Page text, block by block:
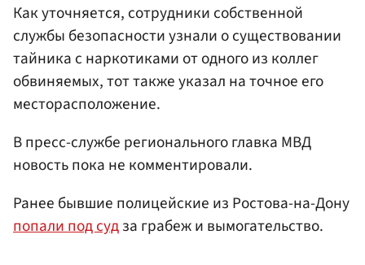
Как уточняется, сотрудники собственной
службы безопасности узнали о существовании
тайника с наркотиками от одного из коллег
обвиняемых, тот также указал на точное его
месторасположение.
В пресс-службе регионального главка МВД
новость пока не комментировали.
Ранее бывшие полицейские из Ростова-на-Дону
попали под судза грабеж и вымогательство.